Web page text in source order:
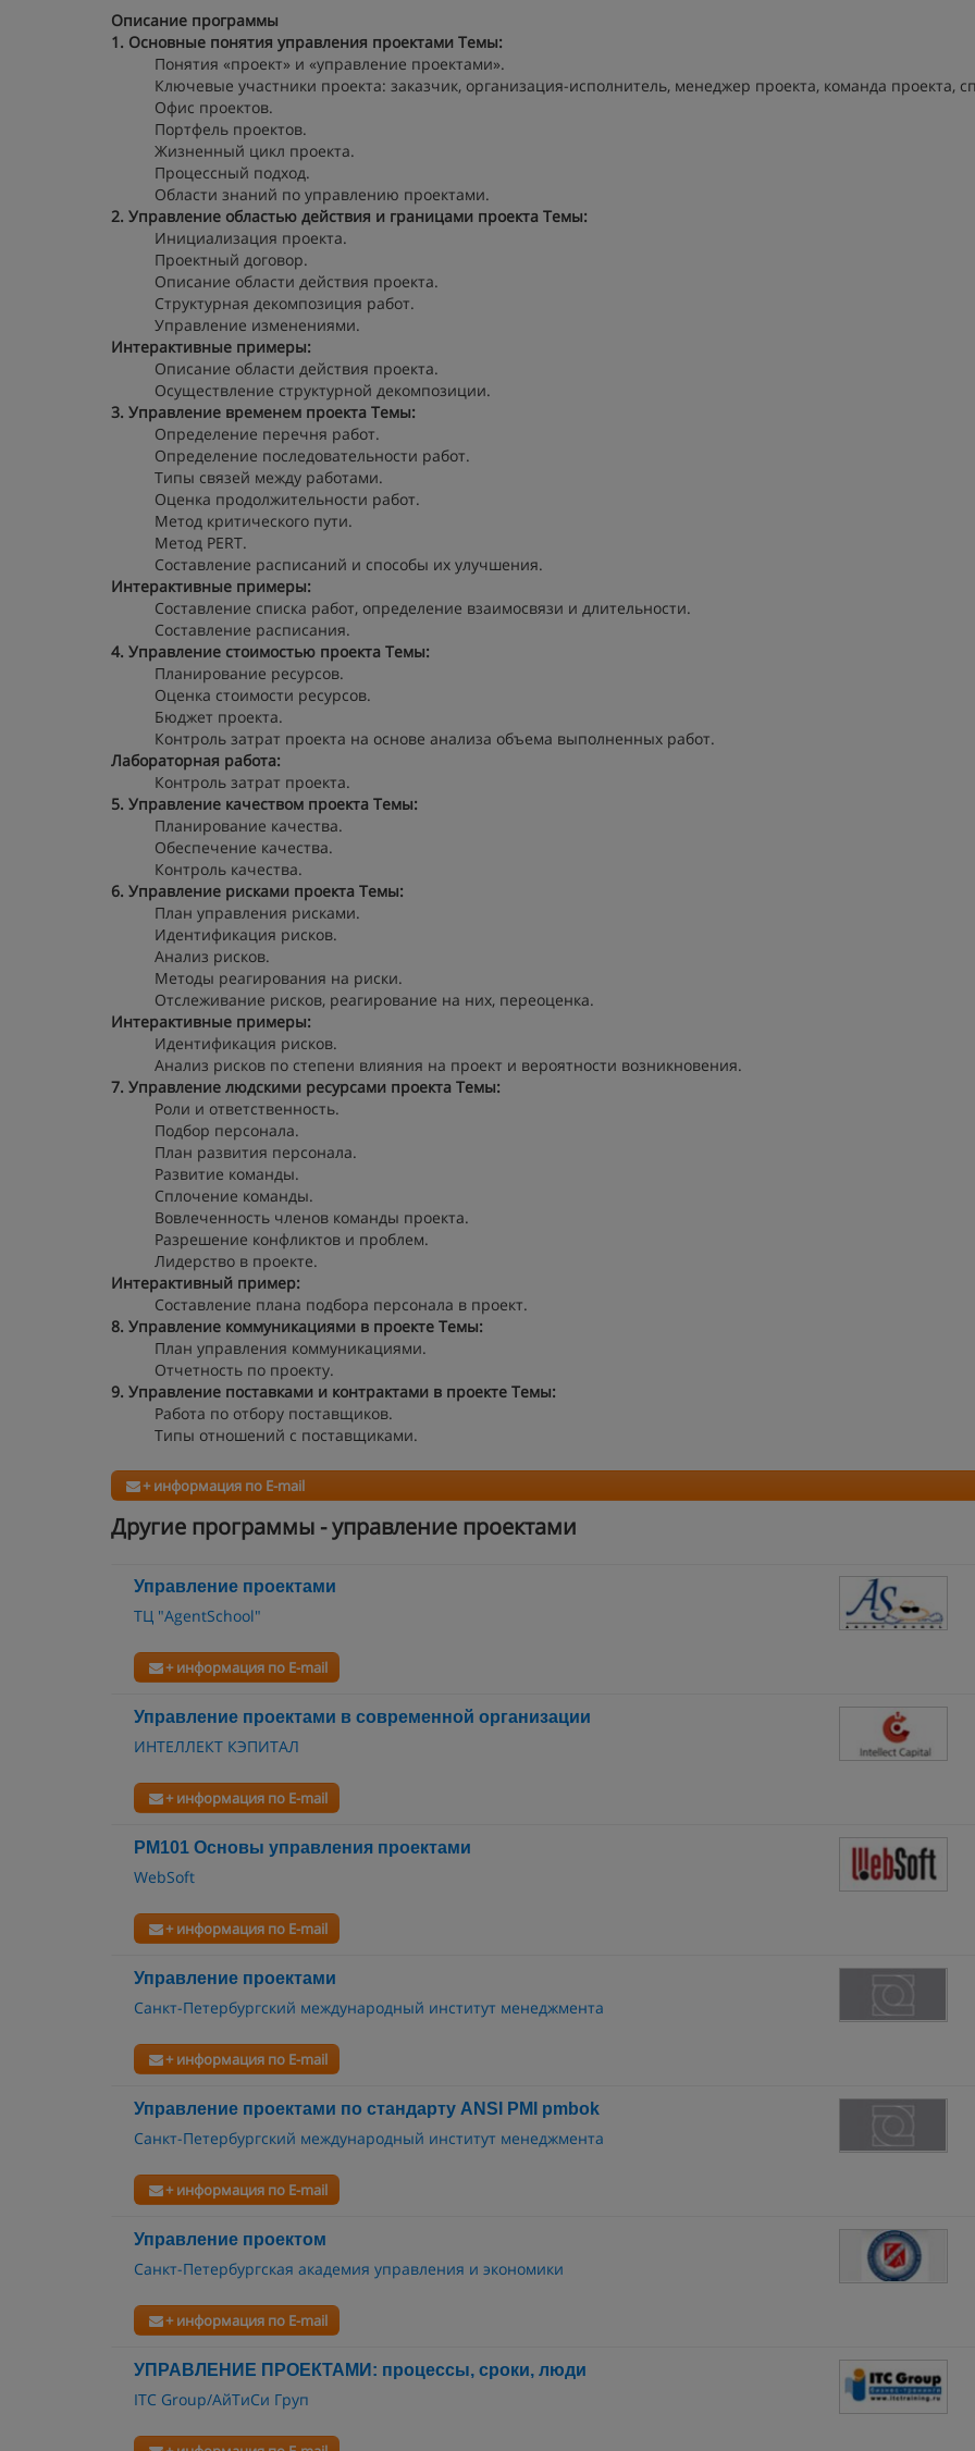
Описание программы
1. Основные понятия управления проектами Темы:
Понятия «проект» и «управление проектами».
Ключевые участники проекта: заказчик, организация-исполнитель, менеджер проекта, команда проекта,
Офис проектов.
Портфель проектов.
Жизненный цикл проекта.
Процессный подход.
Области знаний по управлению проектами.
2. Управление областью действия и границами проекта Темы:
Инициализация проекта.
Проектный договор.
Описание области действия проекта.
Структурная декомпозиция работ.
Управление изменениями.
Интерактивные примеры:
Описание области действия проекта.
Осуществление структурной декомпозиции.
3. Управление временем проекта Темы:
Определение перечня работ.
Определение последовательности работ.
Типы связей между работами.
Оценка продолжительности работ.
Метод критического пути.
Метод PERT.
Составление расписаний и способы их улучшения.
Интерактивные примеры:
Составление списка работ, определение взаимосвязи и длительности.
Составление расписания.
4. Управление стоимостью проекта Темы:
Планирование ресурсов.
Оценка стоимости ресурсов.
Бюджет проекта.
Контроль затрат проекта на основе анализа объема выполненных работ.
Лабораторная работа:
Контроль затрат проекта.
5. Управление качеством проекта Темы:
Планирование качества.
Обеспечение качества.
Контроль качества.
6. Управление рисками проекта Темы:
План управления рисками.
Идентификация рисков.
Анализ рисков.
Методы реагирования на риски.
Отслеживание рисков, реагирование на них, переоценка.
Интерактивные примеры:
Идентификация рисков.
Анализ рисков по степени влияния на проект и вероятности возникновения.
7. Управление людскими ресурсами проекта Темы:
Роли и ответственность.
Подбор персонала.
План развития персонала.
Развитие команды.
Сплочение команды.
Вовлеченность членов команды проекта.
Разрешение конфликтов и проблем.
Лидерство в проекте.
Интерактивный пример:
Составление плана подбора персонала в проект.
8. Управление коммуникациями в проекте Темы:
План управления коммуникациями.
Отчетность по проекту.
9. Управление поставками и контрактами в проекте Темы:
Работа по отбору поставщиков.
Типы отношений с поставщиками.
+ информация по E-mail
Другие программы - управление проектами
Управление проектами
ТЦ "AgentSchool"
+ информация по E-mail
Управление проектами в современной организации
ИНТЕЛЛЕКТ КЭПИТАЛ
+ информация по E-mail
PM101 Основы управления проектами
WebSoft
+ информация по E-mail
Управление проектами
Санкт-Петербургский международный институт менеджмента
+ информация по E-mail
Управление проектами по cтандарту ANSI PMI pmbok
Санкт-Петербургский международный институт менеджмента
+ информация по E-mail
Управление проектом
Санкт-Петербургская академия управления и экономики
+ информация по E-mail
УПРАВЛЕНИЕ ПРОЕКТАМИ: процессы, сроки, люди
ITC Group/АйТиСи Груп